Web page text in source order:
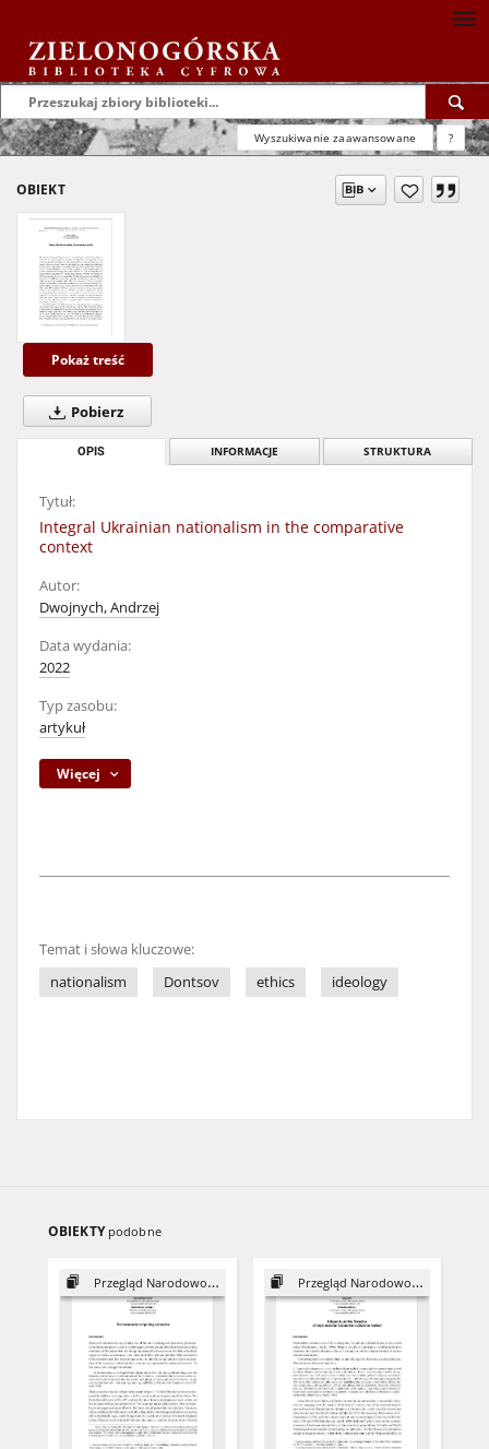
Wyszukiwanie zaawansowane ?
OBIEKT
Pokaż treść
Pobierz
OPIS INFORMACJE STRUKTURA
Tytuł:
Integral Ukrainian nationalism in the comparative
context
Autor:
Dwojnych, Andrzej
Data wydania:
2022
Typ zasobu:
artykuł
Więcej
Temat i słowa kluczowe:
nationalism
Dontsov ethics ideology
OBIEKTY podobne
Przegląd Narodowościowy, 9 Przegląd Narodowościowy, 9